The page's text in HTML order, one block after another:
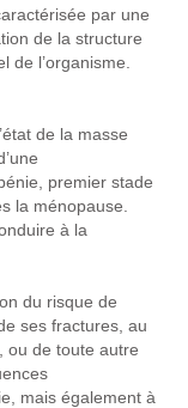
par une
de la structure
de l’organisme.
de la masse
premier stade
la ménopause.
à la
du risque de
ses fractures, au
ou de toute autre
mais également à